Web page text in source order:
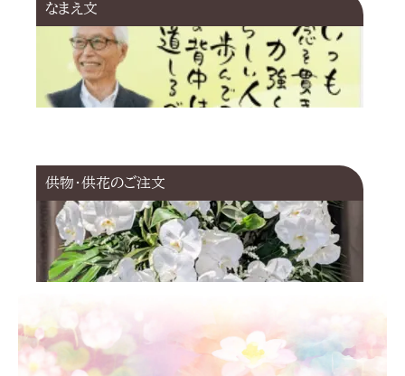
なまえ文
供物･供花のご注文